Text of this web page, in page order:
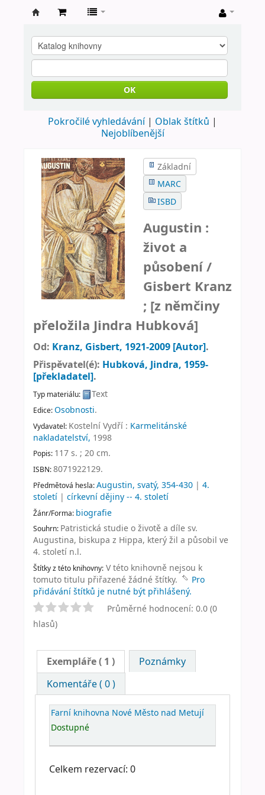
knihovna
Nové
Město
Metují
OK
Pokročilé vyhledávání
Oblak štítků
Nejoblíbenější
Základní
MARC
ISBD
Augustin :
život a
působení /
Gisbert Kranz
; [z němčiny
přeložila Jindra Hubková]
Od: Kranz, Gisbert, 1921-2009 [Autor].
Přispěvatel(é): Hubková, Jindra, 1959-
[překladatel].
Typ materiálu: Text
Edice:Osobnosti.
Vydavatel: Kostelní Vydří : Karmelitánské
nakladatelství, 1998
Popis: 117 s. ; 20 cm.
ISBN:8071922129.
Předmětová hesla:Augustin, svatý, 354-430 | 4.
století | církevní dějiny -- 4. století
Žánr/Forma: biografie
Souhrn: Patristická studie o životě a díle sv.
Augustina, biskupa z Hippa, který žil a působil ve
4. století n.l.
Štítky z této knihovny: V této knihovně nejsou k
tomuto titulu přiřazené žádné štítky.
Pro
přidávání štítků je nutné být přihlášený.
Průměrné hodnocení: 0.0 (0
hlasů)
Exempláře( 1 )
Poznámky
Komentáře ( 0 )
Farní knihovna Nové Město nad Metují
Dostupné
Celkem rezervací: 0